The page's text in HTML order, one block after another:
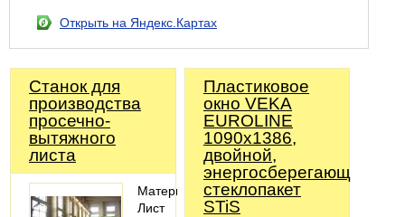
Открыть на Яндекс.Картах
Станок для
производства
просечно-
вытяжного
листа
Материал:
Лист
Пластиковое
окно VEKA
EUROLINE
1090х1386,
двойной,
энергосберегающий
стеклопакет
STiS